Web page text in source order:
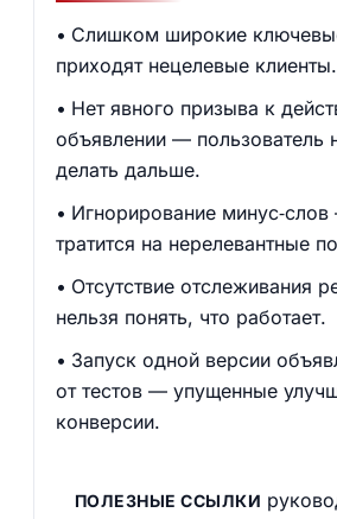
Слишком широкие
приходят нецелевые клиенты.
Нет явного призыва к
объявлении — пользователь
делать дальше.
Игнорирование
тратится на нерелевантные
Отсутствие отслеживания
нельзя понять, что работает.
Запуск одной версии
от тестов — упущенные
конверсии.
ПОЛЕЗНЫЕ ССЫЛКИ